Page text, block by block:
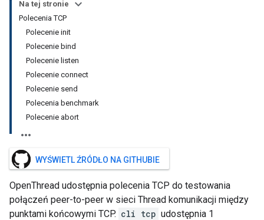
Na tej stronie
Polecenia TCP
Polecenie init
Polecenie bind
Polecenie listen
Polecenie connect
Polecenie send
Polecenia benchmark
Polecenie abort
WYŚWIETL ŹRÓDŁO NA GITHUBIE
OpenThread udostępnia polecenia TCP do testowania
połączeń peer-to-peer w sieci Thread komunikacji między
punktami końcowymi TCP. cli tcp udostępnia 1